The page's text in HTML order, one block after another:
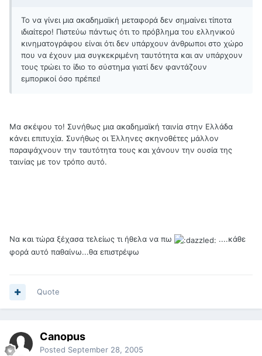
Το να γίνει μια ακαδημαϊκή μεταφορά δεν σημαίνει τίποτα
ιδιαίτερο! Πιστεύω πάντως ότι το πρόβλημα του ελληνικού
κινηματογράφου είναι ότι δεν υπάρχουν άνθρωποι στο χώρο
που να έχουν μια συγκεκριμένη ταυτότητα και αν υπάρχουν
τους τρώει το ίδιο το σύστημα γιατί δεν φαντάζουν
εμπορικοί όσο πρέπει!
Μα σκέψου το! Συνήθως μια ακαδημαϊκή ταινία στην Ελλάδα
κάνει επιτυχία. Συνήθως οι Έλληνες σκηνοθέτες μάλλον
παραψάχνουν την ταυτότητα τους και χάνουν την ουσία της
ταινίας με τον τρόπο αυτό.
Να και τώρα ξέχασα τελείως τι ήθελα να πω
....κάθε
φορά αυτό παθαίνω...θα επιστρέψω
Quote
Canopus
Posted September 28, 2005